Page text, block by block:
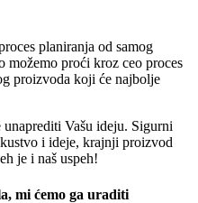
planiranja od samog
možemo proći kroz ceo proces
proizvoda koji će najbolje
Vašu ideju. Sigurni
i ideje, krajnji proizvod
je i naš uspeh!
mi ćemo ga uraditi